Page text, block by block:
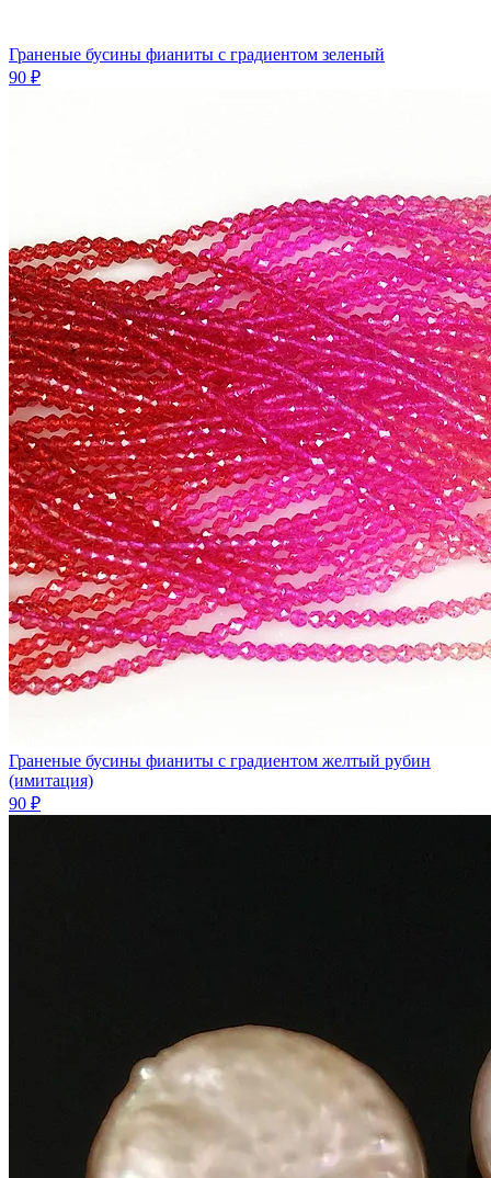
Граненые бусины фианиты с градиентом зеленый
90 ₽
Граненые бусины фианиты с градиентом желтый рубин
(имитация)
90 ₽